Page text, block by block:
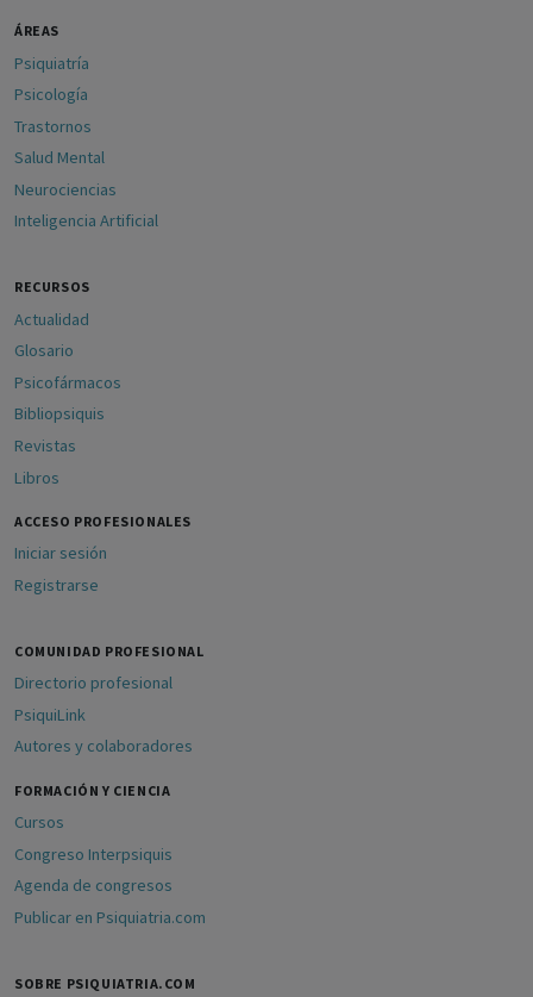
ÁREAS
Psiquiatría
Psicología
Trastornos
Salud Mental
Neurociencias
Inteligencia Artificial
RECURSOS
Actualidad
Glosario
Psicofármacos
Bibliopsiquis
Revistas
Libros
ACCESO PROFESIONALES
Iniciar sesión
Registrarse
COMUNIDAD PROFESIONAL
Directorio profesional
PsiquiLink
Autores y colaboradores
FORMACIÓN Y CIENCIA
Cursos
Congreso Interpsiquis
Agenda de congresos
Publicar en Psiquiatria.com
SOBRE PSIQUIATRIA.COM